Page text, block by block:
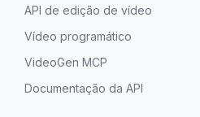
API de edição de vídeo
Vídeo programático
VideoGen MCP
Documentação da API